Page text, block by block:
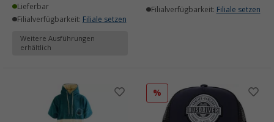
Lieferbar
Filialverfügbarkeit: Filiale setzen
Weitere Ausführungen
erhältlich
Filialverfügbarkeit: Filiale setzen
%